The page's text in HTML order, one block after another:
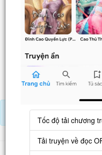
Nạp
Danh sách
Tốc độ tải chương
Tải truyện về đọc